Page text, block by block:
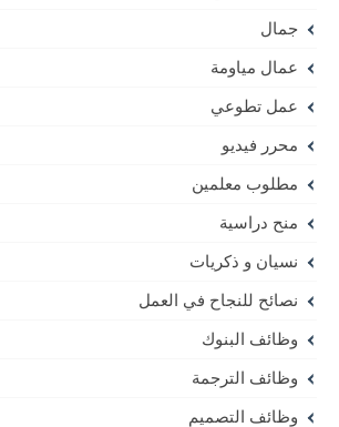
جمال
عمال مياومة
عمل تطوعي
محرر فيديو
مطلوب معلمين
منح دراسية
نسيان و ذكريات
نصائح للنجاح في العمل
وظائف البنوك
وظائف الترجمة
وظائف التصميم